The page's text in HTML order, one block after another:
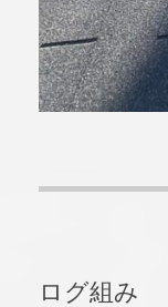
ログ組み